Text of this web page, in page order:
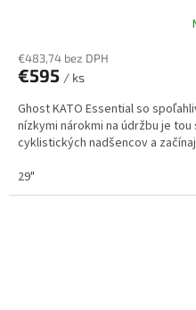
€483,74 bez DPH
€595 / ks
Ghost KATO Essential so
nízkymi nárokmi na údržbu je
cyklistických nadšencov a
29"